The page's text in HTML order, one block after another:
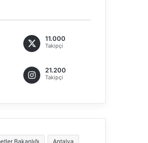
11.000
Takipçi
21.200
Takipçi
Bakanlığı Antalya